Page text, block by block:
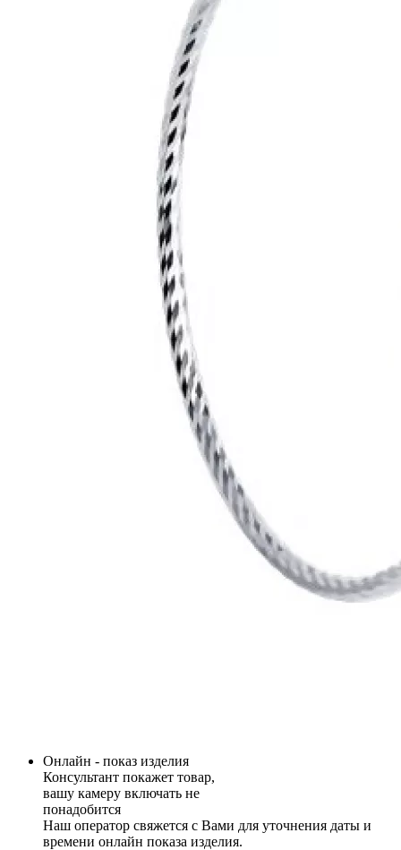
Онлайн - показ изделия
Консультант покажет товар,
вашу камеру включать не
понадобится
Наш оператор свяжется с Вами для уточнения даты и
времени онлайн показа изделия.